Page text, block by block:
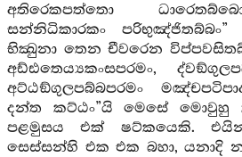
අතිරෙකපත්තො
සන්නිධිකාරකං පරිභුඤ්ජිතබ්බං”
භික්‍ඛුනා තෙන චීවරෙන
අඩ්ඪතෙය්‍යකංසපරමං,
අට්ඨඞ්ගුලපබ්බපරමං
දන්ත කට්ඨං”යි මෙසේ මොවුහු
පළමුසය එක් ෂට්කයෙකි.
සෙස්සන්හි එක එක බහා, යනාදි